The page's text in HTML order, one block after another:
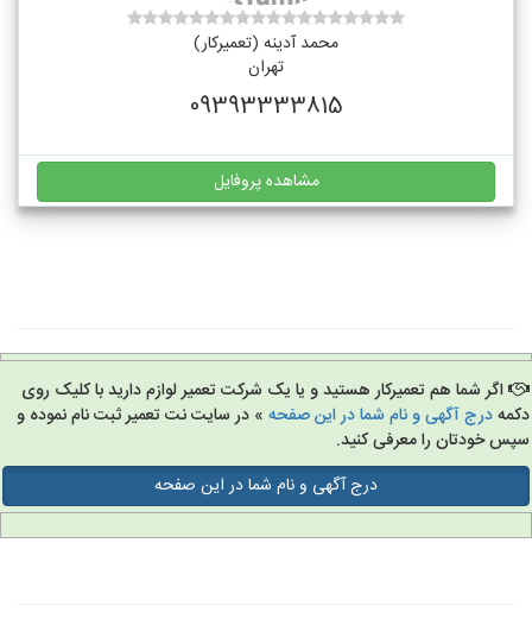
محمد آدینه (تعمیرکار)
تهران
09393333815
مشاهده پروفایل
اگر شما هم تعمیرکار هستید و یا یک شرکت تعمیر لوازم دارید با کلیک روی
درج آگهی و نام شما در این صفحه» در سایت نت تعمیر ثبت نام نموده و
خودتان را معرفی کنید.
درج آگهی و نام شما در این صفحه